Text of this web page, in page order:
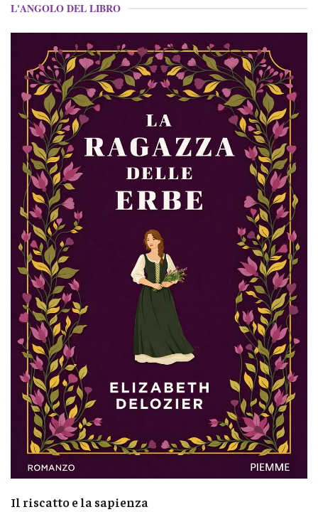
L'ANGOLO DEL LIBRO
Il riscatto e la sapienza